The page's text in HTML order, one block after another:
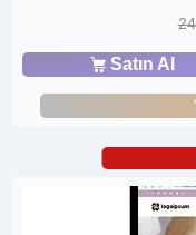
Satın Al